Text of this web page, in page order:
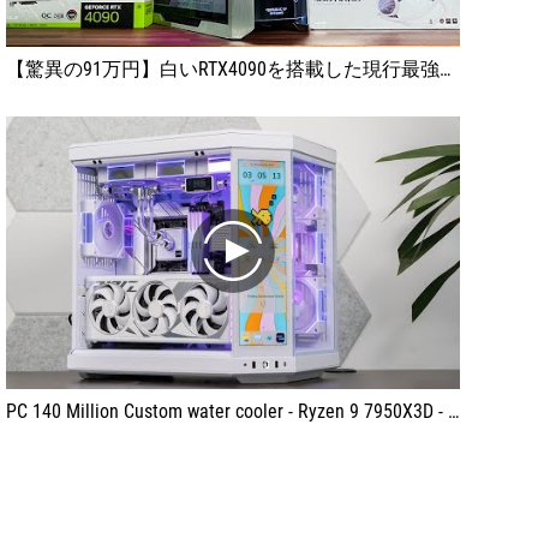
【驚異の91万円】白いRTX4090を搭載した現行最強のゲーミングPCを組んでみました。
play
PC 140 Million Custom water cooler - Ryzen 9 7950X3D - RTX 4090 - 128Gb Ram DDR5. Hyte Y70 Build